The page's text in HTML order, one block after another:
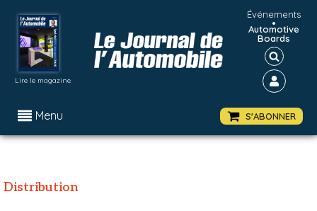
Lire le magazine
Événements
•
Automotive
Boards
Menu S'ABONNER
Distribution